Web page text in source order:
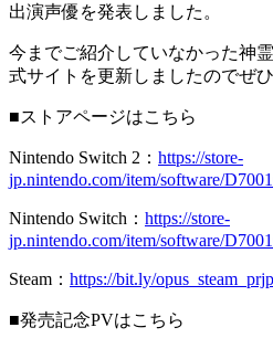
出演声優を発表しました。
今までご紹介していなかった神
式サイトを更新しましたのでぜ
■ストアページはこちら
Nintendo Switch 2： https://store-
jp.nintendo.com/item/software/
Nintendo Switch： https://store-
jp.nintendo.com/item/software/
Steam： https://bit.ly/opus_steam_prjp
■発売記念PVはこちら